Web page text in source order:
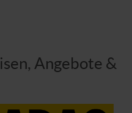
Angebote &